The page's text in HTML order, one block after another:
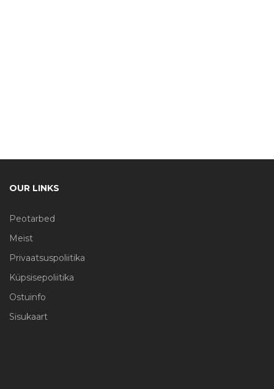
OUR LINKS
Peotarbed
Meist
Privaatsuspoliitika
Küpsisepoliitika
Ostuinfo
Sisukaart